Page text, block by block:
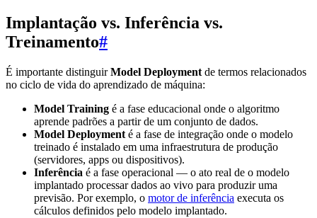
Implantação vs. Inferência vs.
Treinamento#
É importante distinguirModel Deployment de termos relacionados
no ciclo de vida do aprendizado de máquina:
Model Training é a fase educacional onde o algoritmo
aprende padrões a partir de um conjunto de dados.
Model Deployment é a fase de integração onde o modelo
treinado é instalado em uma infraestrutura de produção
(servidores, apps ou dispositivos).
Inferência é a fase operacional — o ato real de o modelo
implantado processar dados ao vivo para produzir uma
previsão. Por exemplo, o motor de inferência executa os
cálculos definidos pelo modelo implantado.